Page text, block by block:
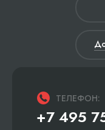
ТЕЛЕФОН:
+7 495